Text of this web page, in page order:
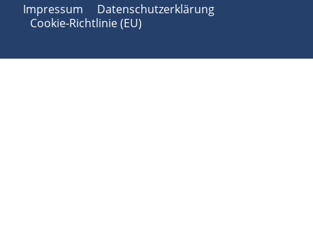
Impressum
Datenschutzerklärung
Cookie-Richtlinie (EU)